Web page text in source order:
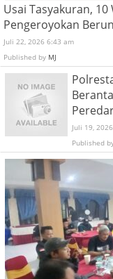
Usai Tasyakuran,
Pengeroyokan
Juli 22, 2026 6:43 am
Published by MJ
Juli 19,
Published